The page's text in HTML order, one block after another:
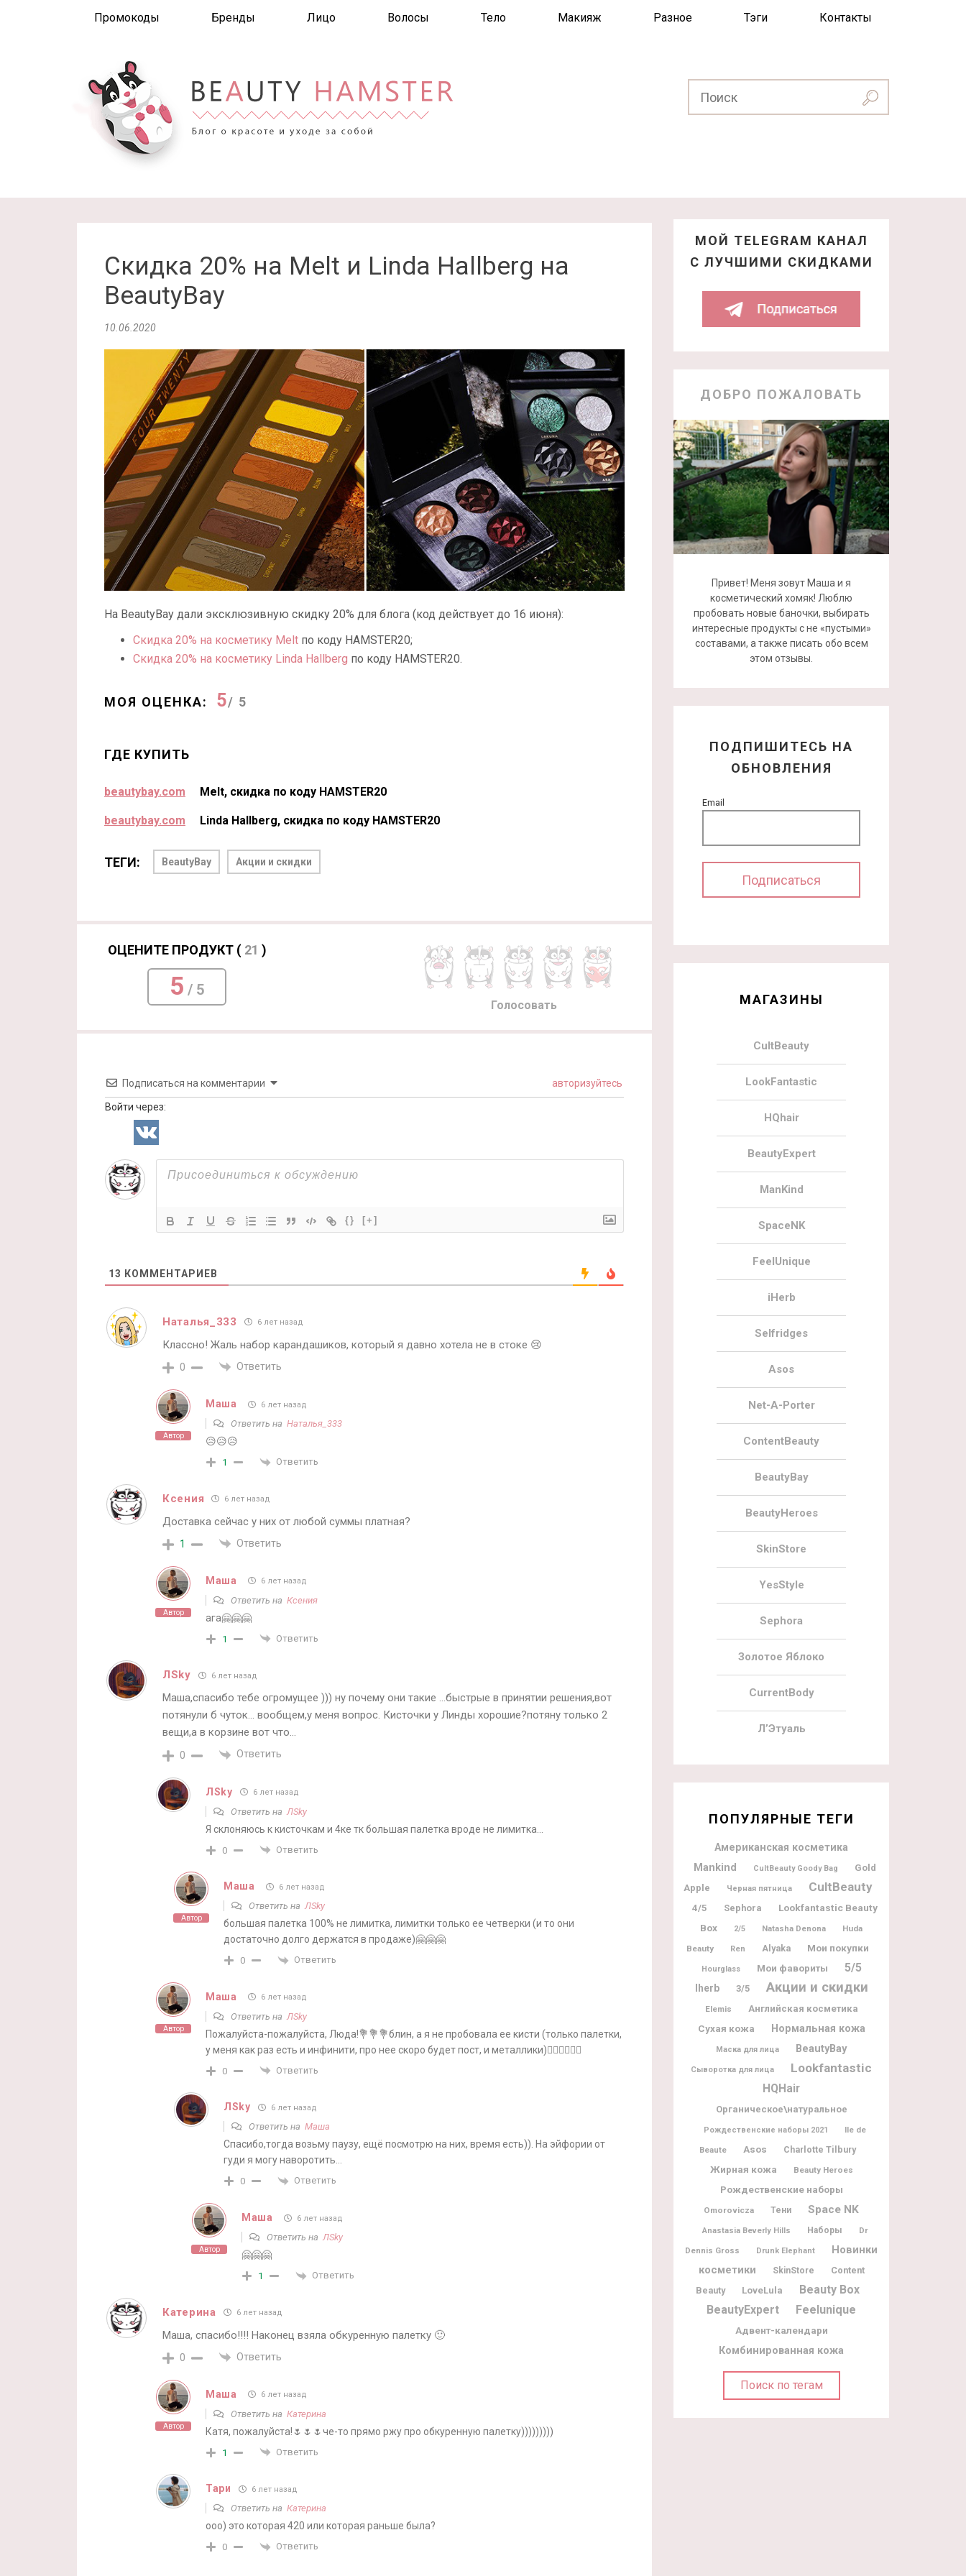
Промокоды Бренды Лицо Волосы Тело Макияж Разное Тэги Контакты
Скидка 20% на Melt и Linda Hallberg на
BeautyBay
10.06.2020
На BeautyBay дали эксклюзивную скидку 20% для блога (код действует до 16 июня):
Скидка 20% на косметику Melt по коду HAMSTER20;
Скидка 20% на косметику Linda Hallberg по коду HAMSTER20.
МОЯ ОЦЕНКА: 5/ 5
ГДЕ КУПИТЬ
beautybay.com Melt, скидка по коду HAMSTER20
beautybay.com Linda Hallberg, скидка по коду HAMSTER20
ТЕГИ: BeautyBay Акции и скидки
ОЦЕНИТЕ ПРОДУКТ ( 21 )
5 / 5
Голосовать
Подписаться на комментарии авторизуйтесь
Войти через:
{} [+]
13 КОММЕНТАРИЕВ
Наталья_333 6 лет назад
Классно! Жаль набор карандашиков, который я давно хотела не в стоке 😢
0 Ответить
Автор
Маша 6 лет назад
Ответить на Наталья_333
😥😥😥
1 Ответить
Ксения 6 лет назад
Доставка сейчас у них от любой суммы платная?
1 Ответить
Автор
Маша 6 лет назад
Ответить на Ксения
ага🤗🤗🤗
1 Ответить
ЛSky 6 лет назад
Маша,спасибо тебе огромущее ))) ну почему они такие …быстрые в принятии решения,вот
потянули б чуток… вообщем,у меня вопрос. Кисточки у Линды хорошие?потяну только 2
вещи,а в корзине вот что…
0 Ответить
ЛSky 6 лет назад
Ответить на ЛSky
Я склоняюсь к кисточкам и 4ке тк большая палетка вроде не лимитка…
0 Ответить
Автор
Маша 6 лет назад
Ответить наЛSky
большая палетка 100% не лимитка, лимитки только ее четверки (и то они
достаточно долго держатся в продаже)🤗🤗🤗
0 Ответить
Автор
Маша 6 лет назад
Ответить на ЛSky
Пожалуйста-пожалуйста, Люда!💐💐💐блин, а я не пробовала ее кисти (только палетки,
у меня как раз есть и инфинити, про нее скоро будет пост, и металлики)🤷‍♀️🤷‍♀️🤷‍♀️
0 Ответить
ЛSky 6 лет назад
Ответить на Маша
Спасибо,тогда возьму паузу, ещё посмотрю на них, время есть)). На эйфории от
гуди я могу наворотить…
0 Ответить
Автор
Маша 6 лет назад
Ответить наЛSky
🤗🤗🤗
1 Ответить
Катерина 6 лет назад
Маша, спасибо!!!! Наконец взяла обкуренную палетку 🙂
0 Ответить
Автор
Маша 6 лет назад
Ответить на Катерина
Катя, пожалуйста!🌷🌷🌷че-то прямо ржу про обкуренную палетку)))))))))
1 Ответить
Тари 6 лет назад
Ответить на Катерина
ооо) это которая 420 или которая раньше была?
0 Ответить
МОЙ TELEGRAM КАНАЛ
С ЛУЧШИМИ СКИДКАМИ
ДОБРО ПОЖАЛОВАТЬ
Привет! Меня зовут Маша и я
косметический хомяк! Люблю
пробовать новые баночки, выбирать
интересные продукты с не «пустыми»
составами, а также писать обо всем
этом отзывы.
ПОДПИШИТЕСЬ НА
ОБНОВЛЕНИЯ
Email
МАГАЗИНЫ
CultBeauty
LookFantastic
HQhair
BeautyExpert
ManKind
SpaceNK
FeelUnique
iHerb
Selfridges
Asos
Net-A-Porter
ContentBeauty
BeautyBay
BeautyHeroes
SkinStore
YesStyle
Sephora
Золотое Яблоко
CurrentBody
Л’Этуаль
ПОПУЛЯРНЫЕ ТЕГИ
Американская косметика
Mankind CultBeauty Goody Bag
Gold
Apple
Черная пятница CultBeauty
4/5 Sephora
Lookfantastic Beauty
Box
2/5 Natasha Denona
Huda
Beauty
Ren Alyaka Мои покупки
Hourglass Мои фавориты 5/5
Iherb 3/5 Акции и скидки
Elemis
Английская косметика
Сухая кожа
Нормальная кожа
Маска для лица BeautyBay
Сыворотка для лица Lookfantastic
HQHair
Органическое\натуральное
Рождественские наборы 2021
Ile de
Beaute
Asos Charlotte Tilbury
Жирная кожа Beauty Heroes
Рождественские наборы
Omorovicza Тени Space NK
Anastasia Beverly Hills Наборы
Dr
Dennis Gross
Drunk Elephant
Новинки
косметики
SkinStore
Content
Beauty
LoveLula
Beauty Box
BeautyExpert
Feelunique
Адвент-календари
Комбинированная кожа
Поиск по тегам